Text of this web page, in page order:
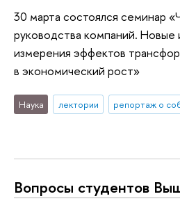
30 марта состоялся семинар
руководства компаний. Новые
измерения эффектов
в экономический рост»
Наука лектории репортаж о
Вопросы студентов